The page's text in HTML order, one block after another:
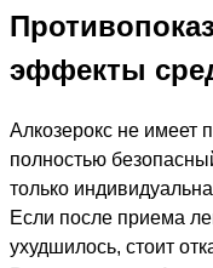
эффекты
Алкозерокс не имеет
полностью
только
Если после приема
ухудшилось, стоит